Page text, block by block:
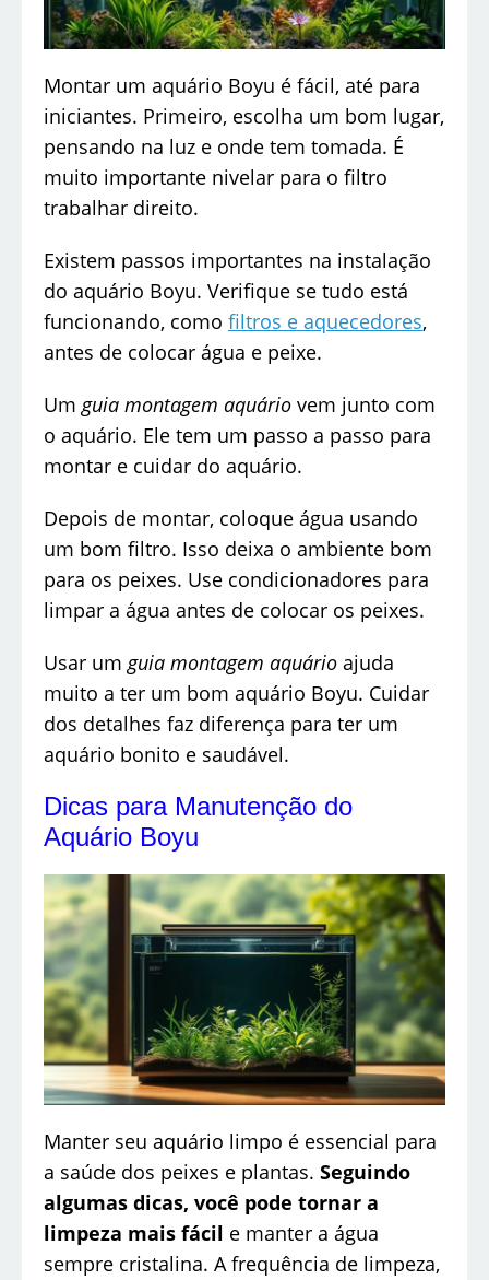
Montar um aquário Boyu é fácil, até para
iniciantes. Primeiro, escolha um bom lugar,
pensando na luz e onde tem tomada. É
muito importante nivelar para o filtro
trabalhar direito.
Existem passos importantes na instalação
do aquário Boyu. Verifique se tudo está
funcionando, como filtros e aquecedores,
antes de colocar água e peixe.
Umguia montagem aquário vem junto com
o aquário. Ele tem um passo a passo para
montar e cuidar do aquário.
Depois de montar, coloque água usando
um bom filtro. Isso deixa o ambiente bom
para os peixes. Use condicionadores para
limpar a água antes de colocar os peixes.
Usar umguia montagem aquário ajuda
muito a ter um bom aquário Boyu. Cuidar
dos detalhes faz diferença para ter um
aquário bonito e saudável.
Dicas para Manutenção do
Aquário Boyu
Manter seu aquário limpo é essencial para
a saúde dos peixes e plantas. Seguindo
algumas dicas, você pode tornar a
limpeza mais fácil e manter a água
sempre cristalina. A frequência de limpeza,